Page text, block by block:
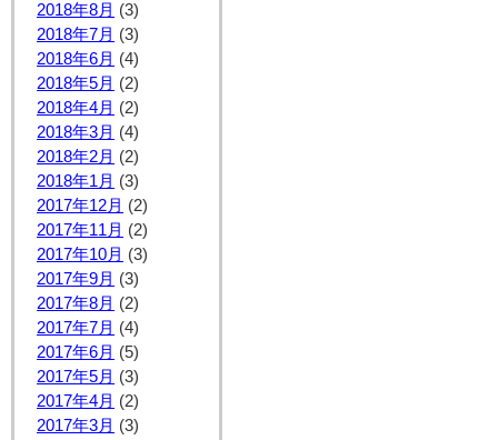
2018年8月 (3)
2018年7月 (3)
2018年6月 (4)
2018年5月 (2)
2018年4月 (2)
2018年3月 (4)
2018年2月 (2)
2018年1月 (3)
2017年12月 (2)
2017年11月 (2)
2017年10月 (3)
2017年9月 (3)
2017年8月 (2)
2017年7月 (4)
2017年6月 (5)
2017年5月 (3)
2017年4月 (2)
2017年3月 (3)